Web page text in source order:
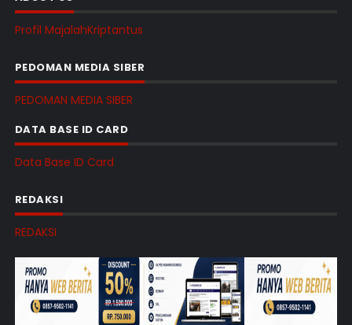
Profil MajalahKriptantus
PEDOMAN MEDIA SIBER
PEDOMAN MEDIA SIBER
DATA BASE ID CARD
Data Base ID Card
REDAKSI
REDAKSI